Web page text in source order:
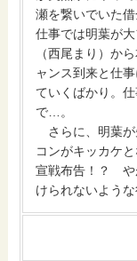
瀬を繋いでいた
仕事では明葉が
（西尾まり）か
ャンス到来と仕
ていくばかり。
で…。
さらに、明葉が
コンがキッカケ
宣戦布告！？ や
けられないよう